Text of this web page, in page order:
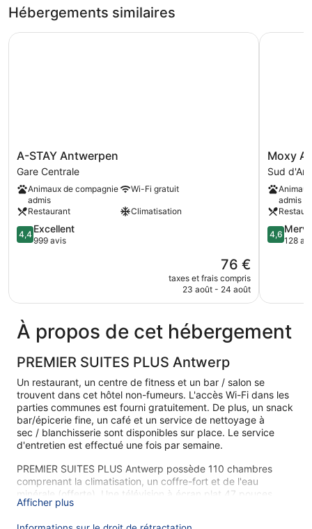
de
Penthouse
Hébergements similaires
A-
STAY
Antwerpen
Gare
Centrale
A-STAY Antwerpen
Gare Centrale
Animaux de compagnie
admis
Wi-Fi gratuit
Restaurant Climatisation
4.4
sur
4,4 Excellent
999 avis
Le
nouveau
prix
76 €
taxes et frais compris
23 août - 24 août
A-STAY Antwerpen
Moxy
Antwerp
Sud
d'Anvers
Moxy
Sud
admis
4.6
sur
4,6
128
Moxy
À propos de cet hébergement
PREMIER SUITES PLUS Antwerp
Un restaurant, un centre de fitness et un bar / salon se
trouvent dans cet hôtel non-fumeurs. L'accès Wi-Fi dans les
parties communes est fourni gratuitement. De plus, un snack
bar/épicerie fine, un café et un service de nettoyage à
sec / blanchisserie sont disponibles sur place. Le service
d'entretien est effectué une fois par semaine.
PREMIER SUITES PLUS Antwerp possède 110 chambres
comprenant la climatisation, un coffre-fort et de l'eau
minérale (offerte). Une télévision à écran plat 47 pouces
donne accès aux chaînes par satellite.
Afficher plus